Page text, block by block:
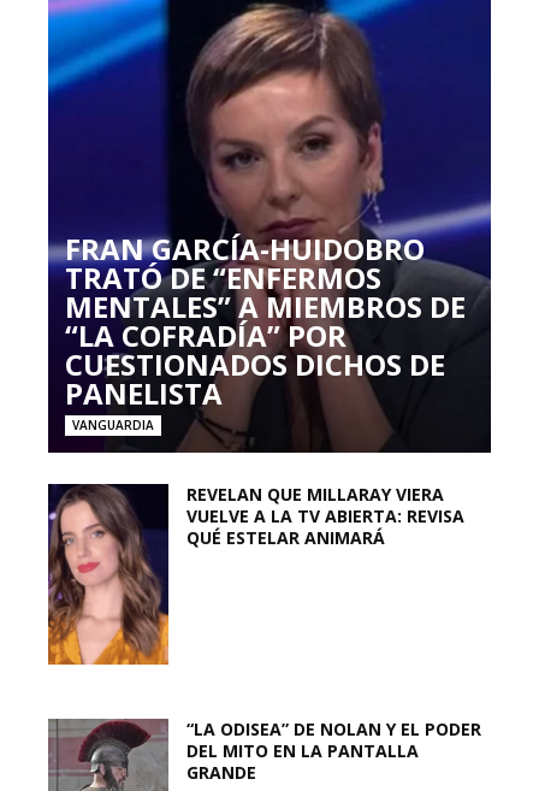
FRAN GARCÍA-HUIDOBRO
TRATÓ DE “ENFERMOS
MENTALES” A MIEMBROS DE
“LA COFRADÍA” POR
CUESTIONADOS DICHOS DE
PANELISTA
VANGUARDIA
REVELAN QUE MILLARAY VIERA
VUELVE A LA TV ABIERTA: REVISA
QUÉ ESTELAR ANIMARÁ
“LA ODISEA” DE NOLAN Y EL PODER
DEL MITO EN LA PANTALLA
GRANDE